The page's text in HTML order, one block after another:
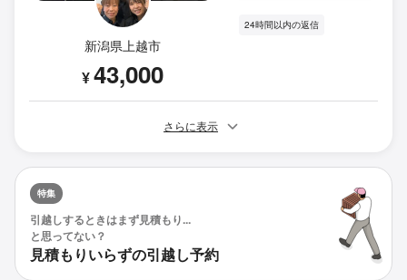
新潟県上越市
¥43,000
24時間以内の返信
さらに表示
特集
引越しするときはまず見積もり...
と思ってない？
見積もりいらずの引越し予約